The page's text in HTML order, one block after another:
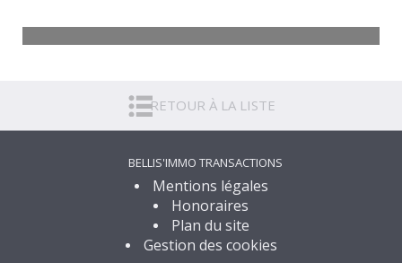
399 000€
RETOUR À LA LISTE
BELLIS'IMMO TRANSACTIONS
Mentions légales
Honoraires
Plan du site
Gestion des cookies